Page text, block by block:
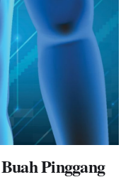
Pinggang